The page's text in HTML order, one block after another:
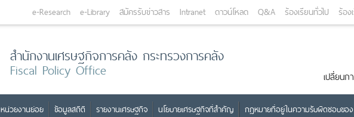
e-Research e-Library สมัครรับข่าวสาร Intranet ดาวน์โหลด Q&A ร้องเรียนทั่วไป ร้อ
สำนักงานเศรษฐกิจการคลัง กระทรวงการคลัง
Fiscal Policy Office เปลี่ยน
หน่วยงานย่อย ข้อมูลสถิติ รายงานเศรษฐกิจ นโยบายเศรษฐกิจที่สำคัญ กฎหมายที่อยู่ในความรับผิดชอบขอ